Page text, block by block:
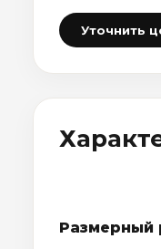
Уточнить
Размерный